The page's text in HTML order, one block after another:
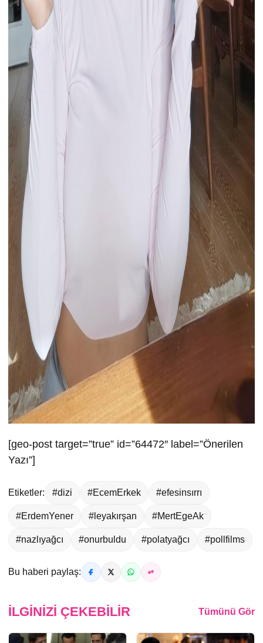
[geo-post target=”true” id=”64472″ label=”Önerilen
Yazı”]
Etiketler: #dizi #EcemErkek #efesinsırrı
#ErdemYener #leyakırşan #MertEgeAk
#nazlıyağcı #onurbuldu #polatyağcı #pollfilms
Bu haberi paylaş:
İLGINIZI ÇEKEBILIR Tümünü Gör